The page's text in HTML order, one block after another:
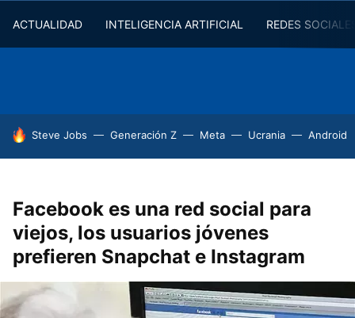
ACTUALIDAD INTELIGENCIA ARTIFICIAL REDES
HOY SE HABLA DE
Steve Jobs Generación Z Meta Ucrania Android
Facebook es una red social para
viejos, los usuarios jóvenes
prefieren Snapchat e Instagram